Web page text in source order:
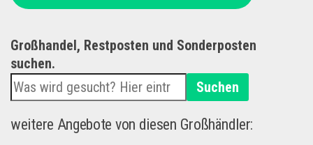
Großhandel, Restposten und Sonderposten
suchen.
Suchen
weitere Angebote von diesen Großhändler: